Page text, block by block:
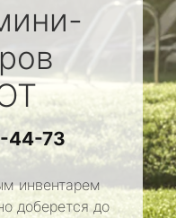
44-73
инвентарем
доберется до